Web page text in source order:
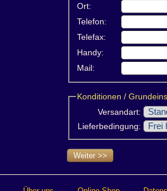
Ort:
Telefon:
Telefax:
Handy:
Mail:
Konditionen /
Versandart:
Lieferbedingung:
Weiter >>